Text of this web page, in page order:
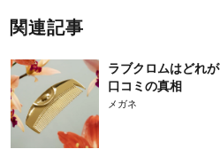
関連記事
ラブクロムはどれ
口コミの真相
メガネ